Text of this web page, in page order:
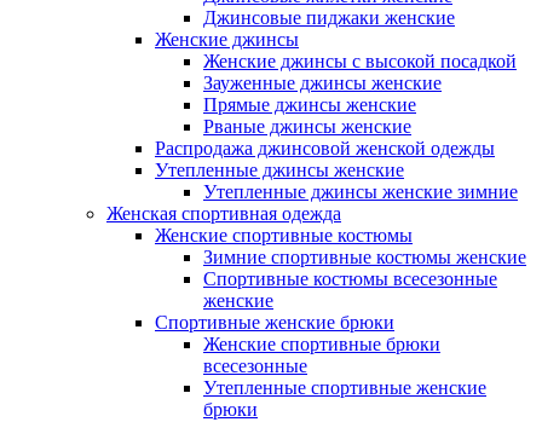
Джинсовые пиджаки женские
Женские джинсы
Женские джинсы с высокой посадкой
Зауженные джинсы женские
Прямые джинсы женские
Рваные джинсы женские
Распродажа джинсовой женской одежды
Утепленные джинсы женские
Утепленные джинсы женские зимние
Женская спортивная одежда
Женские спортивные костюмы
Зимние спортивные костюмы женские
Спортивные костюмы всесезонные
женские
Спортивные женские брюки
Женские спортивные брюки
всесезонные
Утепленные спортивные женские
брюки